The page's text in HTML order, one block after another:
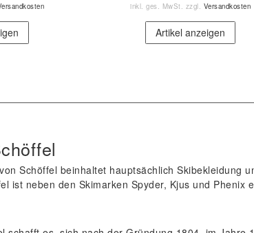
inkl. ges. MwSt. zzgl. Versandkosten
Artikel anzeigen
Schöffel beinhaltet hauptsächlich Skibekleidung
ist neben den Skimarken Spyder, Kjus und Phenix